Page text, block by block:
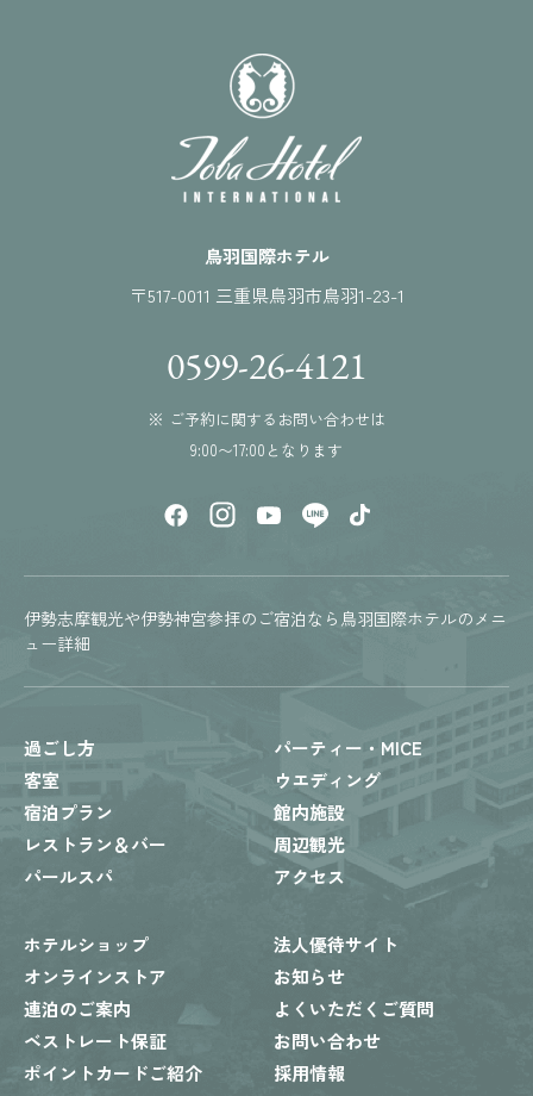
鳥羽国際ホテル
〒517-0011 三重県鳥羽市鳥羽1-23-1
0599-26-4121
※ ご予約に関するお問い合わせは
9:00〜17:00となります
伊勢志摩観光や伊勢神宮参拝のご宿泊なら鳥羽国際ホテルのメニ
ュー詳細
過ごし方
客室
宿泊プラン
レストラン＆バー
パールスパ
パーティー・MICE
ウエディング
館内施設
周辺観光
アクセス
ホテルショップ
オンラインストア
連泊のご案内
ベストレート保証
ポイントカードご紹介
法人優待サイト
お知らせ
よくいただくご質問
お問い合わせ
採用情報